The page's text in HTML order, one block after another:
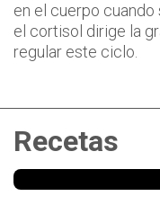
en el cuerpo
el cortisol dirige la
regular este ciclo.
Recetas